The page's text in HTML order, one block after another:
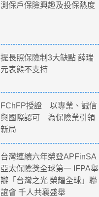
測保戶保險興趣及投保熱度
提長照保險制3大缺點 薛瑞
元表態不支持
FChFP授證 以專業、誠信
與國際認可 為保險業引領
新局
台灣連續六年榮登APFinSA
亞太保險獎全球第一 IFPA舉
辦「台灣之光 榮耀全球」聯
誼會 千人共襄盛舉